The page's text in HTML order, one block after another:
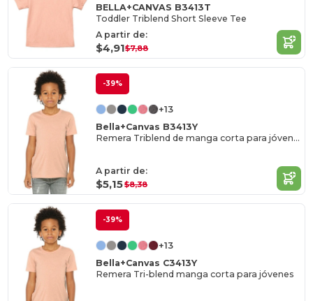
BELLA+CANVAS B3413T
Toddler Triblend Short Sleeve Tee
A partir de:
$4,91$7,88
-39%
+13
Bella+Canvas B3413Y
Remera Triblend de manga corta para jóvenes
A partir de:
$5,15$8,38
-39%
+13
Bella+Canvas C3413Y
Remera Tri-blend manga corta para jóvenes